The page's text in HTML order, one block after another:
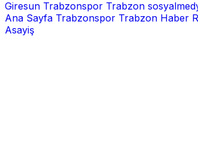
Giresun Trabzonspor Trabzon
Ana Sayfa Trabzonspor Trabzon Haber
Asayiş